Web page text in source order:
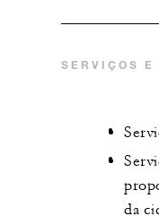
SERVIÇOS E
da